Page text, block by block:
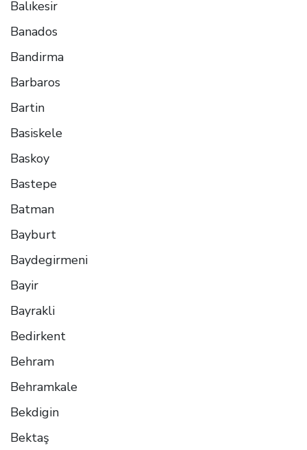
Balıkesir
Banados
Bandirma
Barbaros
Bartin
Basiskele
Baskoy
Bastepe
Batman
Bayburt
Baydegirmeni
Bayir
Bayrakli
Bedirkent
Behram
Behramkale
Bekdigin
Bektaş